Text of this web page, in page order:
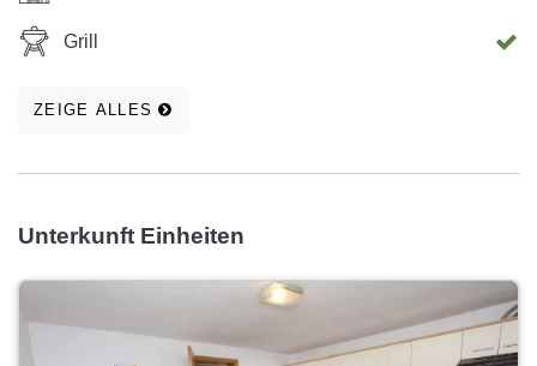
Grill
ZEIGE ALLES
Unterkunft Einheiten